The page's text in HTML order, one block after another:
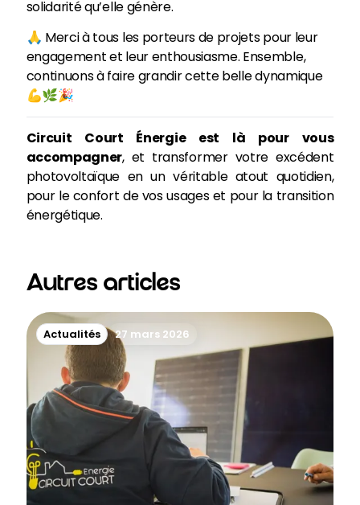
solidarité qu’elle génère.
🙏 Merci à tous les porteurs de projets pour leur
engagement et leur enthousiasme. Ensemble,
continuons à faire grandir cette belle dynamique
💪🌿🎉
Circuit Court Énergie est là pour vous
accompagner, et transformer votre excédent
photovoltaïque en un véritable atout quotidien,
pour le confort de vos usages et pour la transition
énergétique.
Autres articles
Actualités 27 mars 2026